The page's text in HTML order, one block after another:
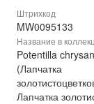
Штрихкод
MW0095133
Название в
Potentilla
(Лапчатка
Лапчатка